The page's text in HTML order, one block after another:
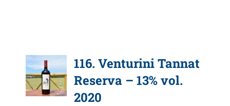
116. Venturini Tannat
Reserva – 13% vol.
2020